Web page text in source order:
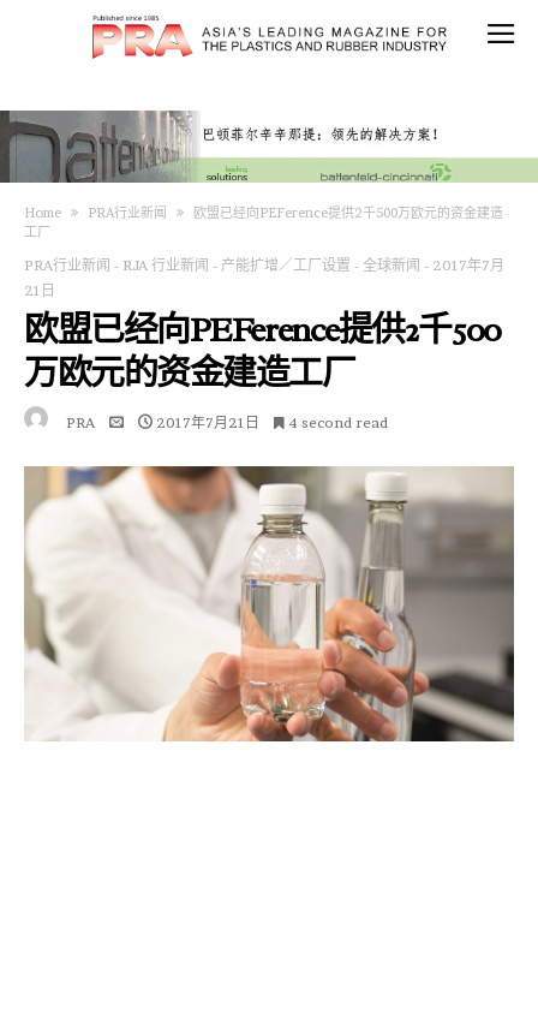
Home PRA行业新闻
欧盟已经向PEFerence提供2千500万欧元的资金建造
工厂
PRA行业新闻 - RJA 行业新闻 - 产能扩增／工厂设置 - 全球新闻 - 2017年7月
21日
欧盟已经向PEFerence提供2千500
万欧元的资金建造工厂
PRA 2017年7月21日 4 second read